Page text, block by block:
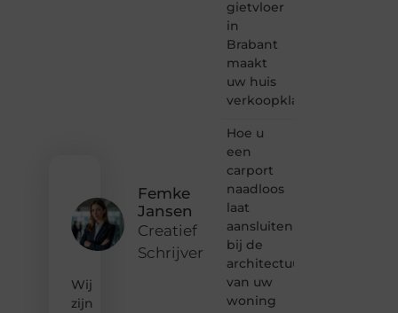
Femke
Jansen
Creatief
Schrijver
Wij
zijn
gietvloer
in
Brabant
maakt
uw huis
verkoopklaar
Hoe u
een
carport
naadloos
laat
aansluiten
bij de
architectuur
van uw
woning